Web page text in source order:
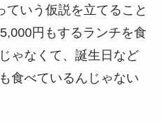
ていう仮説を立てること
円もするランチを食
ゃなくて、誕生日など
食べているんじゃない